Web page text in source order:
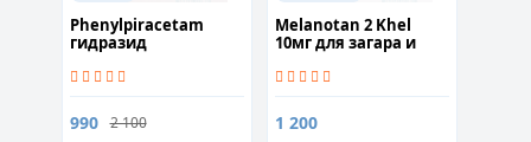
Phenylpiracetam
гидразид
Hydrazide) 25капсул
990 2 100
Melanotan 2 Khel
10мг для загара и
1 200